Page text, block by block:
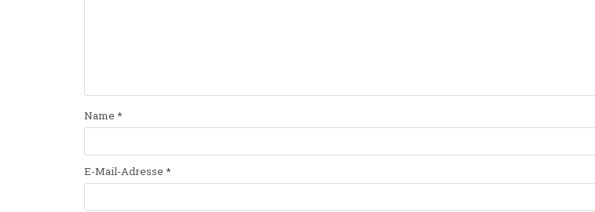
Name *
E-Mail-Adresse *